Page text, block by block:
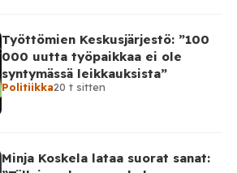
Työttömien Keskusjärjestö: ”100
000 uutta työpaikkaa ei ole
syntymässä leikkauksista”
Politiikka20 t sitten
Minja Koskela lataa suorat sanat: